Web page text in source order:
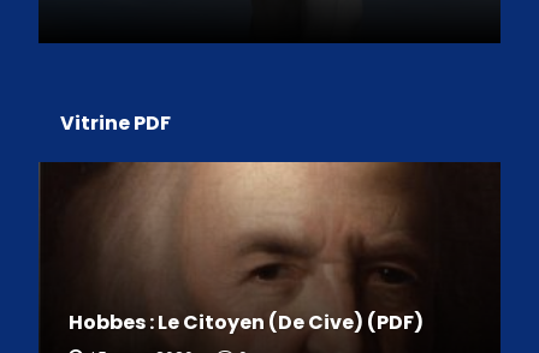
Vitrine PDF
Hobbes : Le Citoyen (De Cive) (PDF)